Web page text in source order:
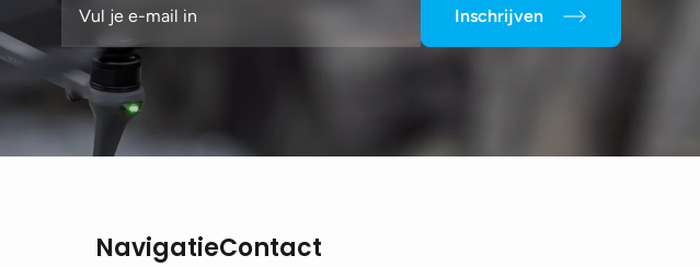
Inschrijven
NavigatieContact